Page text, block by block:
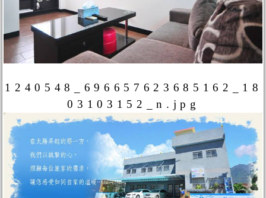
1240548_696657623685162_18
03103152_n.jpg